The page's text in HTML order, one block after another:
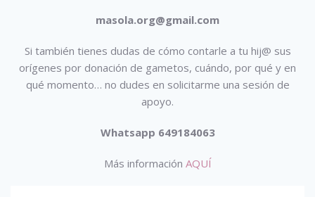
masola.org@gmail.com
Si también tienes dudas de cómo contarle a tu hij@ sus
orígenes por donación de gametos, cuándo, por qué y en
qué momento… no dudes en solicitarme una sesión de
apoyo.
Whatsapp 649184063
Más información AQUÍ